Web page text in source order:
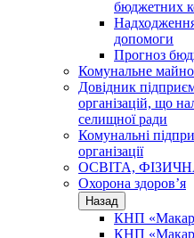
бюджетних
допомоги
Прогноз
Комунальне майно
Довідник
організацій, що
селищної ради
Комунальні
організації
ОСВІТА,
Охорона здоров’я
Назад
КНП
КНП